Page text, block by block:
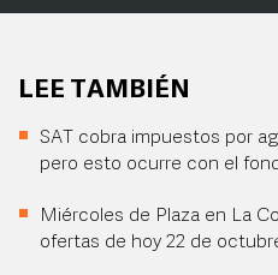
LEE TAMBIÉN
SAT cobra impuestos por
pero esto ocurre con el
Miércoles de Plaza en La
ofertas de hoy 22 de